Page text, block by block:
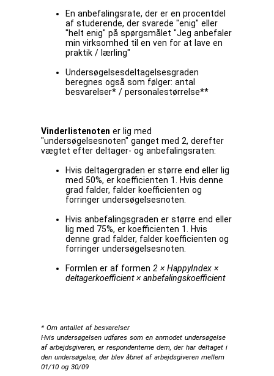
En anbefalingsrate, der er en procentdel
af studerende, der svarede "enig" eller
"helt enig" på spørgsmålet "Jeg anbefaler
min virksomhed til en ven for at lave en
praktik / lærling"
Undersøgelsesdeltagelsesgraden
beregnes også som følger: antal
besvarelser* / personalestørrelse**
Vinderlistenoten er lig med
"undersøgelsesnoten" ganget med 2, derefter
vægtet efter deltager- og anbefalingsraten:
Hvis deltagergraden er større end eller lig
med 50%, er koefficienten 1. Hvis denne
grad falder, falder koefficienten og
forringer undersøgelsesnoten.
Hvis anbefalingsgraden er større end eller
lig med 75%, er koefficienten 1. Hvis
denne grad falder, falder koefficienten og
forringer undersøgelsesnoten.
Formlen er af formen2 × HappyIndex ×
deltagerkoefficient × anbefalingskoefficient
* Om antallet af besvarelser
Hvis undersøgelsen udføres som en anmodet undersøgelse
af arbejdsgiveren, er respondenterne dem, der har deltaget i
den undersøgelse, der blev åbnet af arbejdsgiveren mellem
01/10 og 30/09